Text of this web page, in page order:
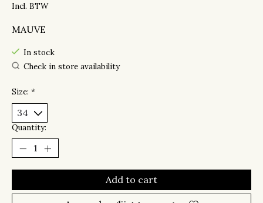
Incl. BTW
MAUVE
In stock
Check in store availability
Size: *
Quantity:
Add to cart